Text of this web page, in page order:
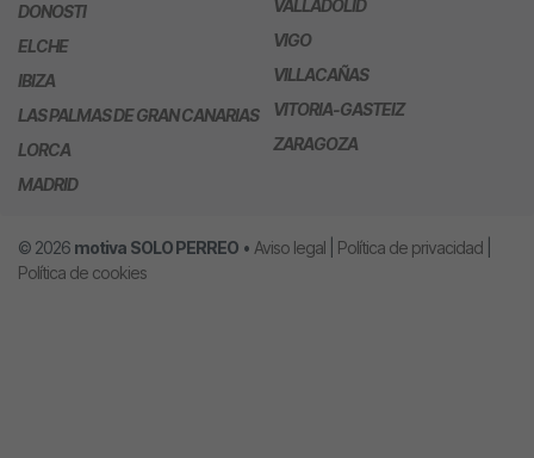
DONOSTI
ELCHE
IBIZA
LAS PALMAS DE GRAN CANARIAS
LORCA
MADRID
VALLADOLID
VIGO
VILLACAÑAS
VITORIA-GASTEIZ
ZARAGOZA
© 2026 motiva SOLO PERREO • Aviso legal Política de privacidad
Política de cookies